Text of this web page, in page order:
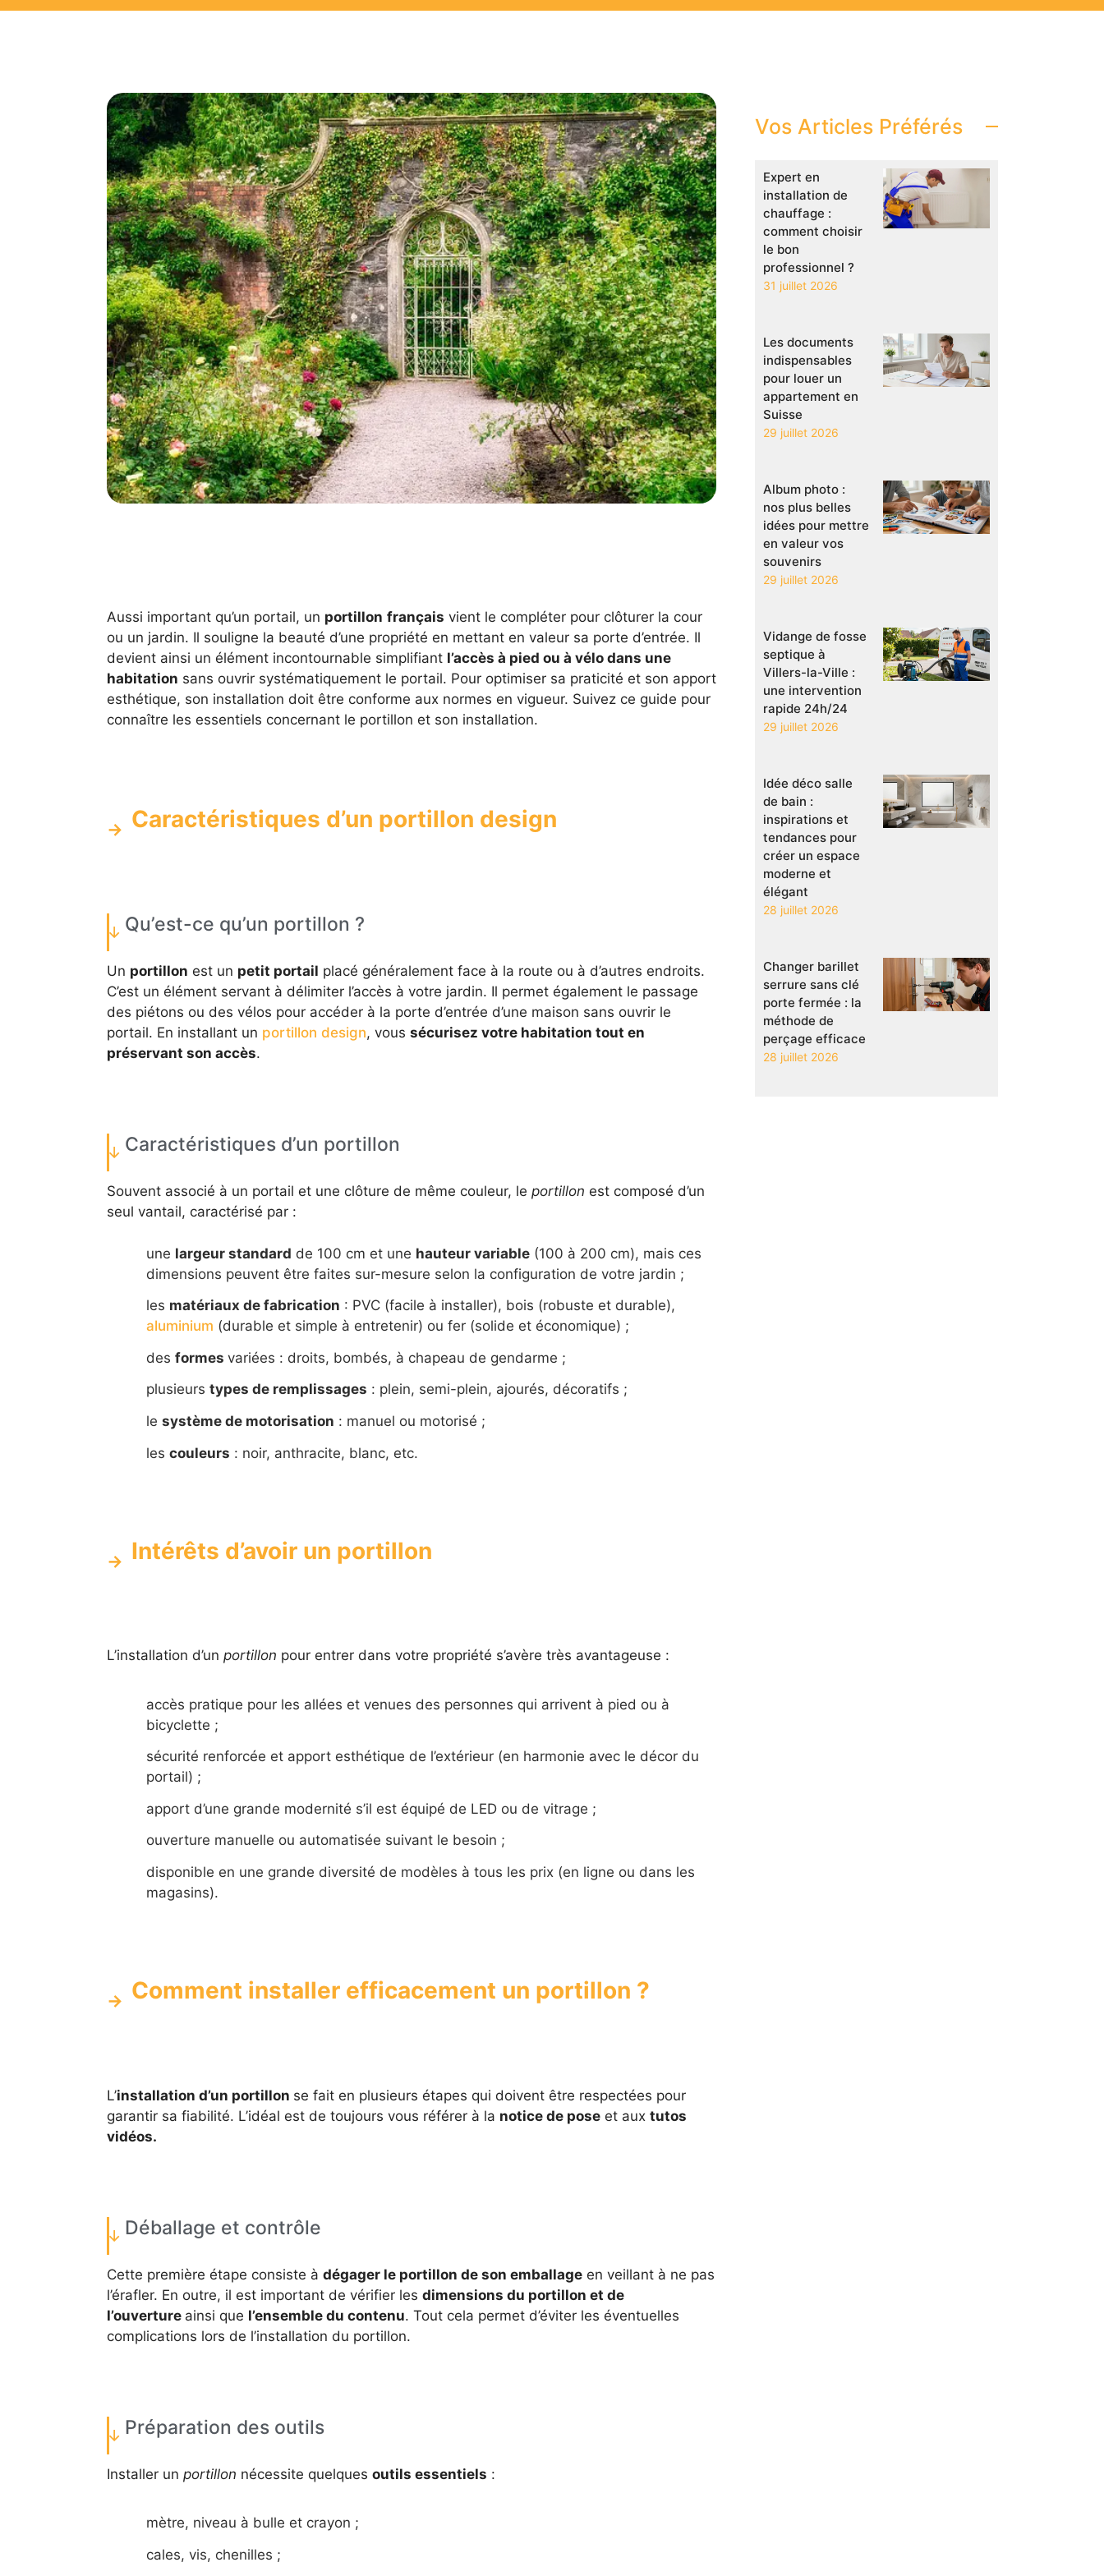
Aussi important qu’un portail, un portillon français vient le compléter pour clôturer la cour
ou un jardin. Il souligne la beauté d’une propriété en mettant en valeur sa porte d’entrée. Il
devient ainsi un élément incontournable simplifiant l’accès à pied ou à vélo dans une
habitation sans ouvrir systématiquement le portail. Pour optimiser sa praticité et son apport
esthétique, son installation doit être conforme aux normes en vigueur. Suivez ce guide pour
connaître les essentiels concernant le portillon et son installation.
Caractéristiques d’un portillon design
Qu’est-ce qu’un portillon ?
Un portillon est un petit portail placé généralement face à la route ou à d’autres endroits.
C’est un élément servant à délimiter l’accès à votre jardin. Il permet également le passage
des piétons ou des vélos pour accéder à la porte d’entrée d’une maison sans ouvrir le
portail. En installant un portillon design, vous sécurisez votre habitation tout en
préservant son accès.
Caractéristiques d’un portillon
Souvent associé à un portail et une clôture de même couleur, le portillon est composé d’un
seul vantail, caractérisé par :
une largeur standard de 100 cm et une hauteur variable(100 à 200 cm), mais ces
dimensions peuvent être faites sur-mesure selon la configuration de votre jardin ;
les matériaux de fabrication : PVC (facile à installer), bois (robuste et durable),
aluminium (durable et simple à entretenir) ou fer (solide et économique) ;
des formes variées : droits, bombés, à chapeau de gendarme ;
plusieurs types de remplissages : plein, semi-plein, ajourés, décoratifs ;
le système de motorisation : manuel ou motorisé ;
les couleurs : noir, anthracite, blanc, etc.
Intérêts d’avoir un portillon
L’installation d’un portillon pour entrer dans votre propriété s’avère très avantageuse :
accès pratique pour les allées et venues des personnes qui arrivent à pied ou à
bicyclette ;
sécurité renforcée et apport esthétique de l’extérieur (en harmonie avec le décor du
portail) ;
apport d’une grande modernité s’il est équipé de LED ou de vitrage ;
ouverture manuelle ou automatisée suivant le besoin ;
disponible en une grande diversité de modèles à tous les prix (en ligne ou dans les
magasins).
Comment installer efficacement un portillon ?
L’installation d’un portillon se fait en plusieurs étapes qui doivent être respectées pour
garantir sa fiabilité. L’idéal est de toujours vous référer à la notice de poseet aux tutos
vidéos.
Déballage et contrôle
Cette première étape consiste à dégager le portillon de son emballageen veillant à ne pas
l’érafler. En outre, il est important de vérifier les dimensions du portillon et de
l’ouverture ainsi que l’ensemble du contenu. Tout cela permet d’éviter les éventuelles
complications lors de l’installation du portillon.
Préparation des outils
Installer un portillon nécessite quelques outils essentiels :
mètre, niveau à bulle et crayon ;
cales, vis, chenilles ;
Vos Articles Préférés
Expert en
installation de
chauffage :
comment choisir
le bon
professionnel ?
31 juillet 2026
Les documents
indispensables
pour louer un
appartement en
Suisse
29 juillet 2026
Album photo :
nos plus belles
idées pour mettre
en valeur vos
souvenirs
29 juillet 2026
Vidange de fosse
septique à
Villers-la-Ville :
une intervention
rapide 24h/24
29 juillet 2026
Idée déco salle
de bain :
inspirations et
tendances pour
créer un espace
moderne et
élégant
28 juillet 2026
Changer barillet
serrure sans clé
porte fermée : la
méthode de
perçage efficace
28 juillet 2026